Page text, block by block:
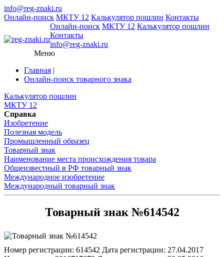
info@reg-znaki.ru
Онлайн-поиск МКТУ 12 Калькулятор пошлин Контакты
Онлайн-поиск МКТУ 12 Калькулятор пошлин
Контакты
info@reg-znaki.ru
Меню
Главная |
Онлайн-поиск товарного знака
Калькулятор пошлин
МКТУ 12
Справка
Изобретение
Полезная модель
Промышленный образец
Товарный знак
Наименование места происхождения товара
Общеизвестный в РФ товарный знак
Международное изобретение
Международный товарный знак
Товарный знак №614542
Номер регистрации: 614542 Дата регистрации: 27.04.2017